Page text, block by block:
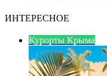
ИНТЕРЕСНОЕ
Курорты Крыма